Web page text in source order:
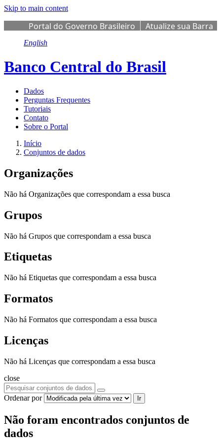
Skip to main content
Portal do Governo Brasileiro
Atualize sua Barra
English
Banco Central do Brasil
Dados
Perguntas Frequentes
Tutoriais
Contato
Sobre o Portal
Início
Conjuntos de dados
Organizações
Não há Organizações que correspondam a essa busca
Grupos
Não há Grupos que correspondam a essa busca
Etiquetas
Não há Etiquetas que correspondam a essa busca
Formatos
Não há Formatos que correspondam a essa busca
Licenças
Não há Licenças que correspondam a essa busca
close
Ordenar por Ir
Não foram encontrados conjuntos de
dados